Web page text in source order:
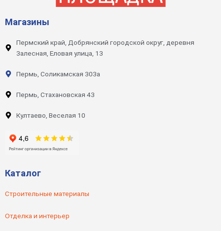
Магазины
Пермский край, Добрянский городской округ, деревня
Залесная, Еловая улица, 13
Пермь, Соликамская 303а
Пермь, Стахановская 43
Култаево, Веселая 10
Каталог
Строительные материалы
Отделка и интерьер